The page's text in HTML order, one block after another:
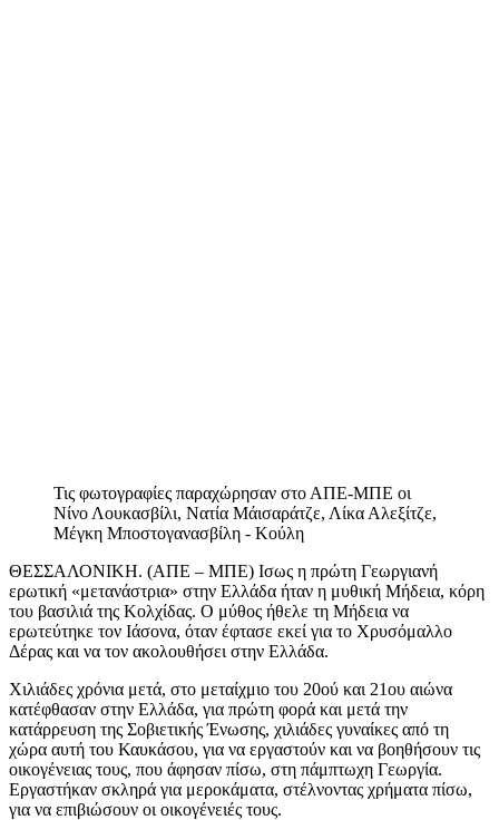
Τις φωτογραφίες παραχώρησαν στο ΑΠΕ-ΜΠΕ οι
Νίνο Λουκασβίλι, Νατία Μάισαράτζε, Λίκα Αλεξίτζε,
Μέγκη Μποστογανασβίλη - Κούλη
ΘΕΣΣΑΛΟΝΙΚΗ. (ΑΠΕ – ΜΠΕ) Ισως η πρώτη Γεωργιανή
ερωτική «μετανάστρια» στην Ελλάδα ήταν η μυθική Μήδεια, κόρη
του βασιλιά της Κολχίδας. Ο μύθος ήθελε τη Μήδεια να
ερωτεύτηκε τον Ιάσονα, όταν έφτασε εκεί για το Χρυσόμαλλο
Δέρας και να τον ακολουθήσει στην Ελλάδα.
Χιλιάδες χρόνια μετά, στο μεταίχμιο του 20ού και 21ου αιώνα
κατέφθασαν στην Ελλάδα, για πρώτη φορά και μετά την
κατάρρευση της Σοβιετικής Ένωσης, χιλιάδες γυναίκες από τη
χώρα αυτή του Καυκάσου, για να εργαστούν και να βοηθήσουν τις
οικογένειας τους, που άφησαν πίσω, στη πάμπτωχη Γεωργία.
Εργαστήκαν σκληρά για μεροκάματα, στέλνοντας χρήματα πίσω,
για να επιβιώσουν οι οικογένειές τους.